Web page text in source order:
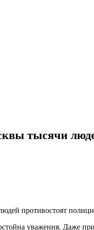
тысячи
противостоят
уважения. Даже